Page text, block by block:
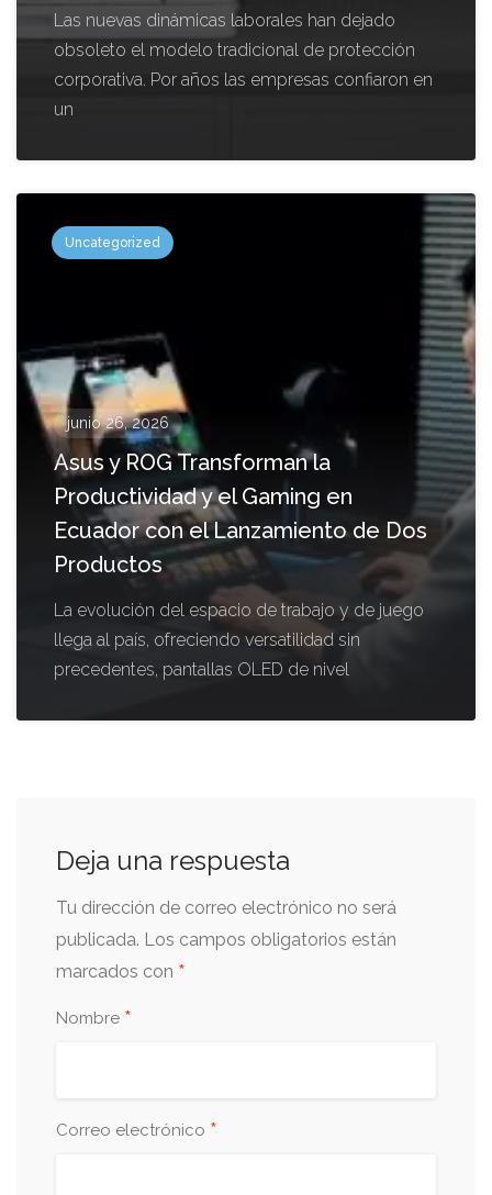
Las nuevas dinámicas laborales han dejado
obsoleto el modelo tradicional de protección
corporativa. Por años las empresas confiaron en
un
Uncategorized
junio 26, 2026
Asus y ROG Transforman la
Productividad y el Gaming en
Ecuador con el Lanzamiento de Dos
Productos
La evolución del espacio de trabajo y de juego
llega al país, ofreciendo versatilidad sin
precedentes, pantallas OLED de nivel
Deja una respuesta
Tu dirección de correo electrónico no será
publicada. Los campos obligatorios están
marcados con *
Nombre *
Correo electrónico *